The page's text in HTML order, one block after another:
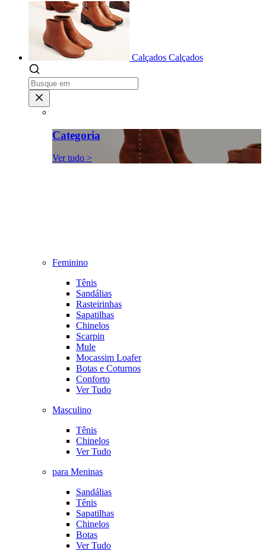
Calçados Calçados
Categoria
Ver tudo >
Feminino
Tênis
Sandálias
Rasteirinhas
Sapatilhas
Chinelos
Scarpin
Mule
Mocassim Loafer
Botas e Coturnos
Conforto
Ver Tudo
Masculino
Tênis
Chinelos
Ver Tudo
para Meninas
Sandálias
Tênis
Sapatilhas
Chinelos
Botas
Ver Tudo